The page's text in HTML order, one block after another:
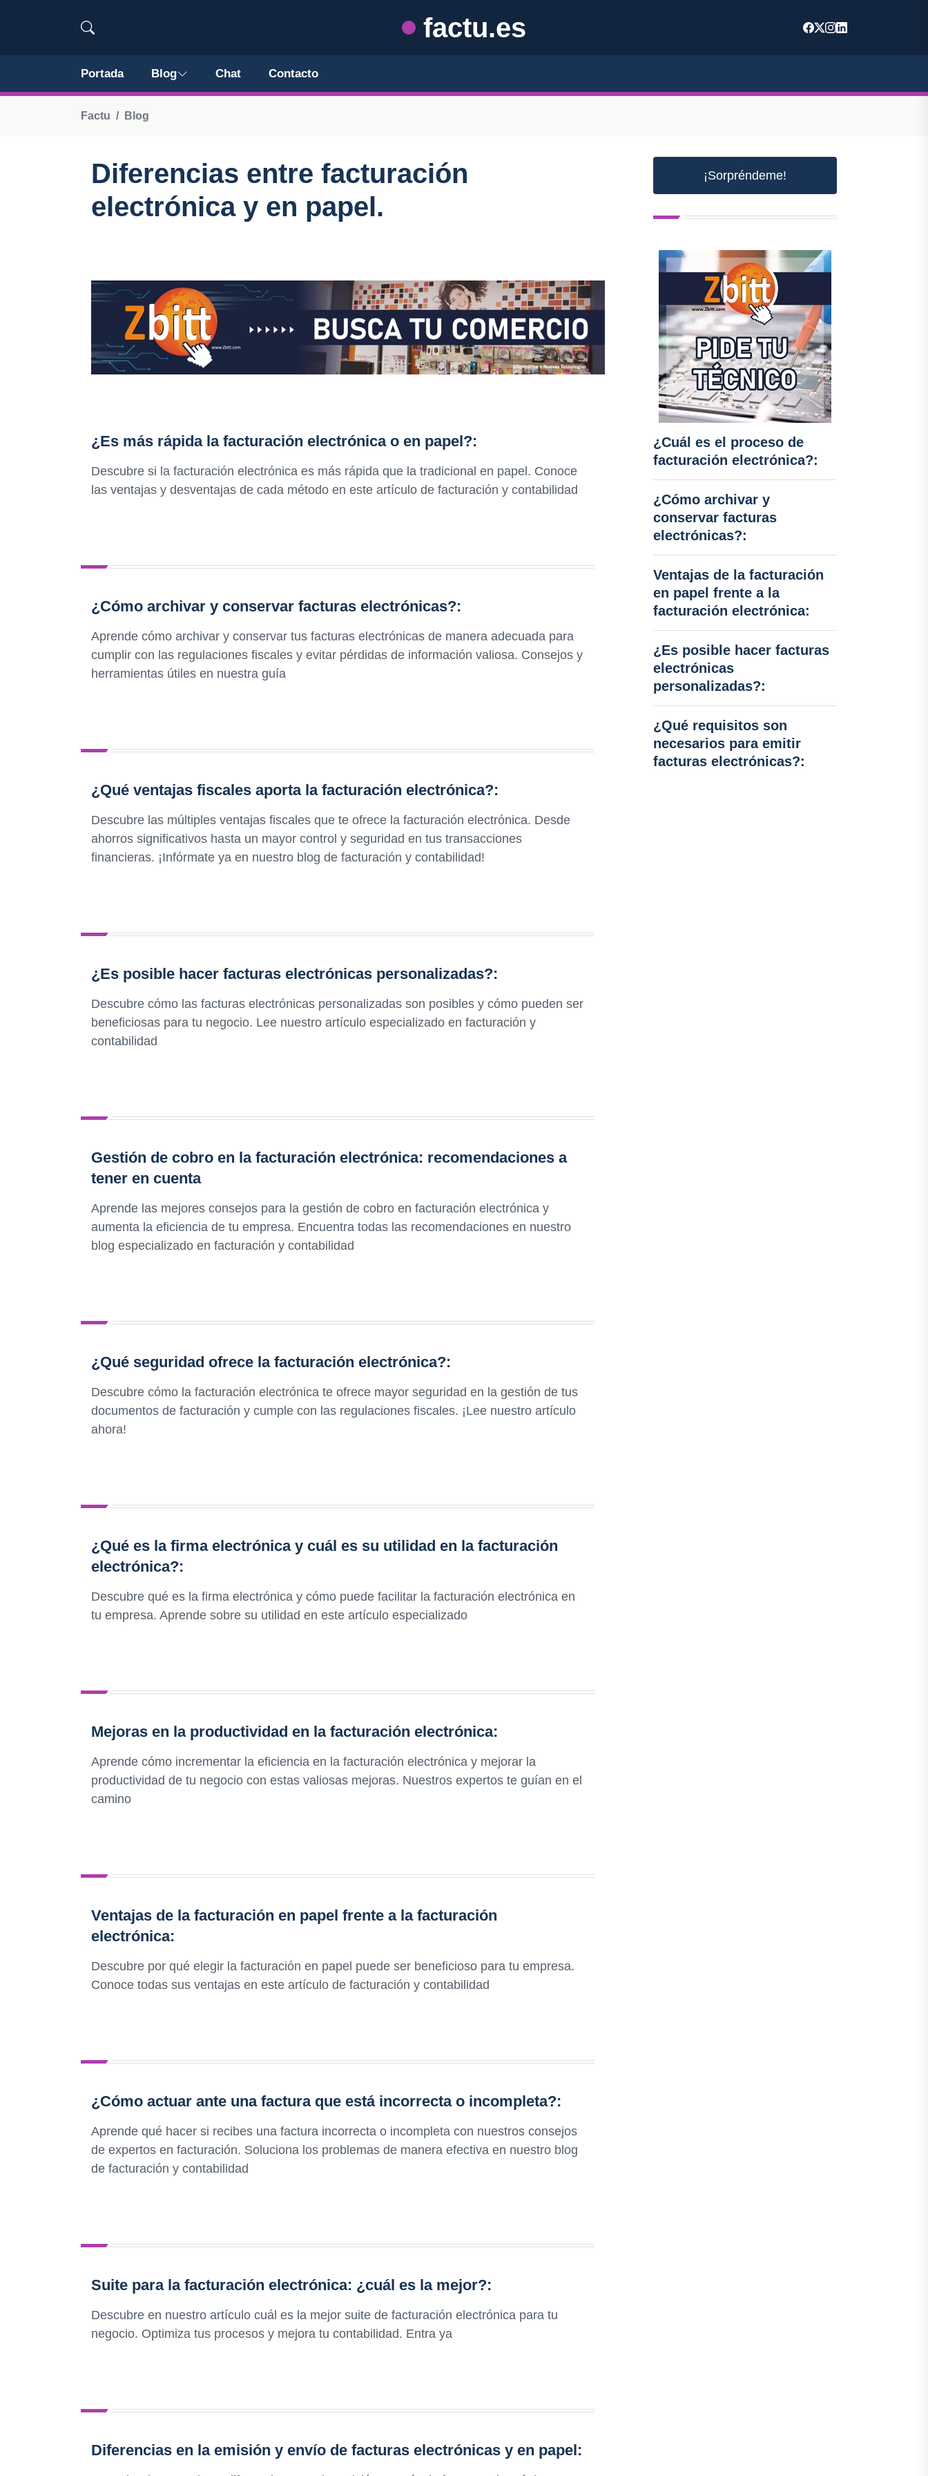
factu.es
Portada Blog Chat Contacto
Factu Blog
Diferencias entre facturación
electrónica y en papel.
¿Es más rápida la facturación electrónica o en papel?:
Descubre si la facturación electrónica es más rápida que la tradicional en papel. Conoce
las ventajas y desventajas de cada método en este artículo de facturación y contabilidad
¿Cómo archivar y conservar facturas electrónicas?:
Aprende cómo archivar y conservar tus facturas electrónicas de manera adecuada para
cumplir con las regulaciones fiscales y evitar pérdidas de información valiosa. Consejos y
herramientas útiles en nuestra guía
¿Qué ventajas fiscales aporta la facturación electrónica?:
Descubre las múltiples ventajas fiscales que te ofrece la facturación electrónica. Desde
ahorros significativos hasta un mayor control y seguridad en tus transacciones
financieras. ¡Infórmate ya en nuestro blog de facturación y contabilidad!
¿Es posible hacer facturas electrónicas personalizadas?:
Descubre cómo las facturas electrónicas personalizadas son posibles y cómo pueden ser
beneficiosas para tu negocio. Lee nuestro artículo especializado en facturación y
contabilidad
Gestión de cobro en la facturación electrónica: recomendaciones a
tener en cuenta
Aprende las mejores consejos para la gestión de cobro en facturación electrónica y
aumenta la eficiencia de tu empresa. Encuentra todas las recomendaciones en nuestro
blog especializado en facturación y contabilidad
¿Qué seguridad ofrece la facturación electrónica?:
Descubre cómo la facturación electrónica te ofrece mayor seguridad en la gestión de tus
documentos de facturación y cumple con las regulaciones fiscales. ¡Lee nuestro artículo
ahora!
¿Qué es la firma electrónica y cuál es su utilidad en la facturación
electrónica?:
Descubre qué es la firma electrónica y cómo puede facilitar la facturación electrónica en
tu empresa. Aprende sobre su utilidad en este artículo especializado
Mejoras en la productividad en la facturación electrónica:
Aprende cómo incrementar la eficiencia en la facturación electrónica y mejorar la
productividad de tu negocio con estas valiosas mejoras. Nuestros expertos te guían en el
camino
Ventajas de la facturación en papel frente a la facturación
electrónica:
Descubre por qué elegir la facturación en papel puede ser beneficioso para tu empresa.
Conoce todas sus ventajas en este artículo de facturación y contabilidad
¿Cómo actuar ante una factura que está incorrecta o incompleta?:
Aprende qué hacer si recibes una factura incorrecta o incompleta con nuestros consejos
de expertos en facturación. Soluciona los problemas de manera efectiva en nuestro blog
de facturación y contabilidad
Suite para la facturación electrónica: ¿cuál es la mejor?:
Descubre en nuestro artículo cuál es la mejor suite de facturación electrónica para tu
negocio. Optimiza tus procesos y mejora tu contabilidad. Entra ya
Diferencias en la emisión y envío de facturas electrónicas y en papel:
¡Sorpréndeme!
¿Cuál es el proceso de
facturación electrónica?:
¿Cómo archivar y
conservar facturas
electrónicas?:
Ventajas de la facturación
en papel frente a la
facturación electrónica:
¿Es posible hacer facturas
electrónicas
personalizadas?:
¿Qué requisitos son
necesarios para emitir
facturas electrónicas?: